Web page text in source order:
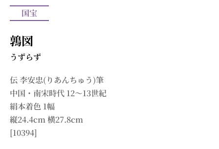
国宝
鶉図
うずらず
伝 李安忠(りあんちゅう)筆
中国・南宋時代 12～13世紀
絹本着色 1幅
縦24.4cm 横27.8cm
[10394]